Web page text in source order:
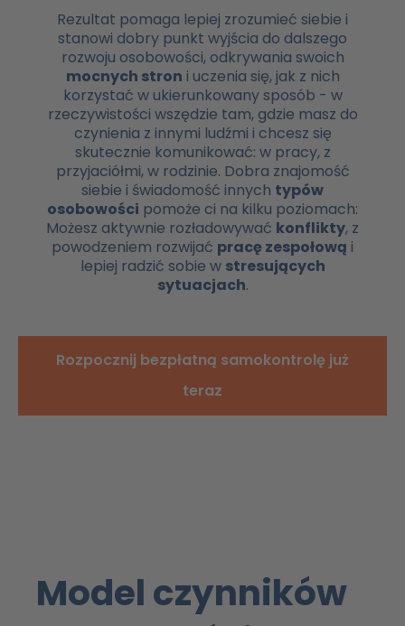
Rezultat pomaga lepiej zrozumieć siebie i
stanowi dobry punkt wyjścia do dalszego
rozwoju osobowości, odkrywania swoich
mocnych stron i uczenia się, jak z nich
korzystać w ukierunkowany sposób - w
rzeczywistości wszędzie tam, gdzie masz do
czynienia z innymi ludźmi i chcesz się
skutecznie komunikować: w pracy, z
przyjaciółmi, w rodzinie. Dobra znajomość
siebie i świadomość innych typów
osobowości pomoże ci na kilku poziomach:
Możesz aktywnie rozładowywać konflikty, z
powodzeniem rozwijać pracę zespołową i
lepiej radzić sobie w stresujących
sytuacjach.
Rozpocznij bezpłatną samokontrolę już
teraz
Model czynników